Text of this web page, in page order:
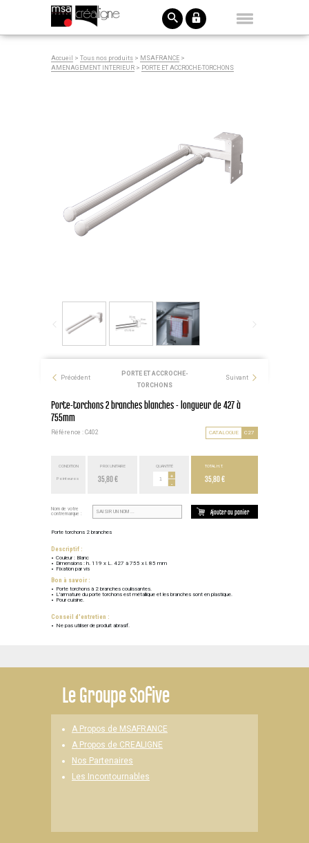
Accueil > Tous nos produits > MSAFRANCE >
AMENAGEMENT INTERIEUR > PORTE ET ACCROCHE-TORCHONS
Précédent
PORTE ET ACCROCHE-
TORCHONS
Suivant
Porte-torchons 2 branches blanches - longueur de 427 à
755mm
Référence : C402 CATALOGUE C27
CONDITION
Point euros
PRIX UNITAIRE
35,80 €
QUANTITÉ
+
-
TOTAL H.T.
35,80 €
Nom de votre
contremarque :
Ajouter au panier
Porte torchons 2 branches
Descriptif :
Couleur : Blanc
Dimensions : h. 119 x L. 427 à 755 x l. 85 mm
Fixation par vis
Bon à savoir :
Porte torchons à 2 branches coulissantes.
L'armature du porte torchons est métallique et les branches sont en plastique.
Pour cuisine.
Conseil d'entretien :
Ne pas utiliser de produit abrasif.
LeGroupe Sofive
A Propos de MSAFRANCE
A Propos de CREALIGNE
Nos Partenaires
Les Incontournables